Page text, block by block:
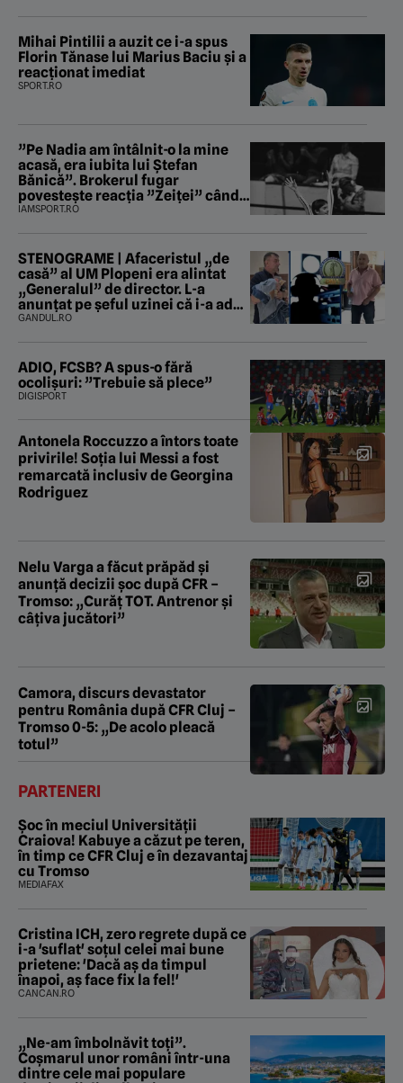
Mihai Pintilii a auzit ce i-a spus
Florin Tănase lui Marius Baciu și a
reacționat imediat
SPORT.RO
”Pe Nadia am întâlnit-o la mine
acasă, era iubita lui Ștefan
Bănică”. Brokerul fugar
povestește reacția ”Zeiței” când
i-a intrat în baie
IAMSPORT.RO
STENOGRAME | Afaceristul „de
casă” al UM Plopeni era alintat
„Generalul” de director. L-a
anunțat pe șeful uzinei că i-a adus
„subțireanu, așa”
GANDUL.RO
ADIO, FCSB? A spus-o fără
ocolișuri: ”Trebuie să plece”
DIGISPORT
Antonela Roccuzzo a întors toate
privirile! Soția lui Messi a fost
remarcată inclusiv de Georgina
Rodriguez
Nelu Varga a făcut prăpăd și
anunță decizii șoc după CFR –
Tromso: „Curăț TOT. Antrenor și
câțiva jucători”
Camora, discurs devastator
pentru România după CFR Cluj –
Tromso 0-5: „De acolo pleacă
totul”
PARTENERI
Șoc în meciul Universității
Craiova! Kabuye a căzut pe teren,
în timp ce CFR Cluj e în dezavantaj
cu Tromso
MEDIAFAX
Cristina ICH, zero regrete după ce
i-a 'suflat' soțul celei mai bune
prietene: 'Dacă aș da timpul
înapoi, aș face fix la fel!'
CANCAN.RO
„Ne-am îmbolnăvit toți”.
Coșmarul unor români într-una
dintre cele mai populare